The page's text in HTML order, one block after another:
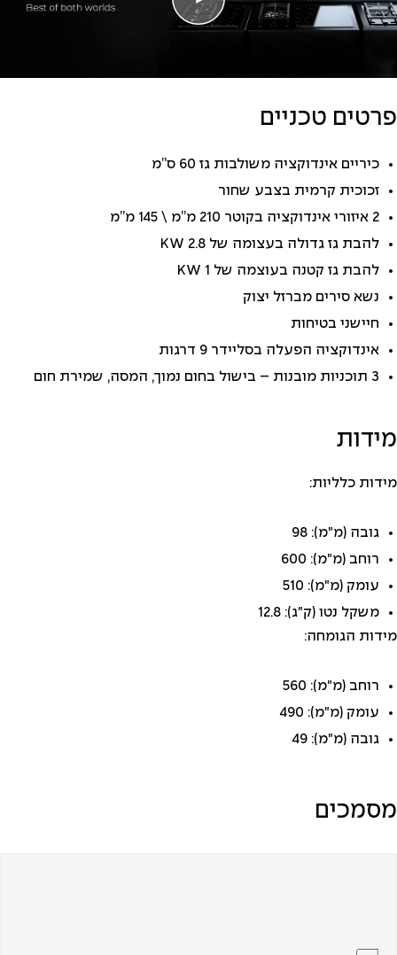
פרטים טכניים
כיריים אינדוקציה משולבות גז 60 ס”מ
זכוכית קרמית בצבע שחור
2 איזורי אינדוקציה בקוטר 210 מ”מ \ 145 מ”מ
להבת גז גדולה בעצומה של 2.8 KW
להבת גז קטנה בעוצמה של 1 KW
נשא סירים מברזל יצוק
חיישני בטיחות
אינדוקציה הפעלה בסליידר 9 דרגות
3 תוכניות מובנות – בישול בחום נמוך, המסה, שמירת חום
מידות
מידות כלליות:
גובה (מ"מ): 98
רוחב (מ"מ): 600
עומק (מ"מ): 510
משקל נטו (ק"ג): 12.8
מידות הגומחה:
רוחב (מ"מ): 560
עומק (מ"מ): 490
גובה (מ"מ): 49
מסמכים